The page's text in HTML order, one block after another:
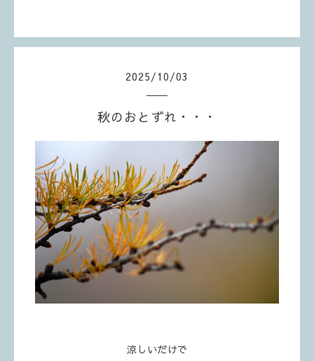
2025/10/03
秋のおとずれ・・・
涼しいだけで